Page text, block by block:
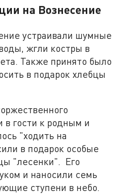
на Вознесение
устраивали шумные
жгли костры в
Также принято было
в подарок хлебцы
в гости к родным и
"ходить на
в подарок особые
"лесенки". Его
и наносили семь
ступени в небо.